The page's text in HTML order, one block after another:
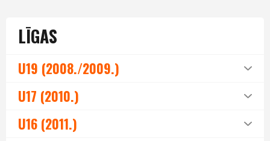
LĪGAS
U19 (2008./2009.)
U17 (2010.)
U16 (2011.)